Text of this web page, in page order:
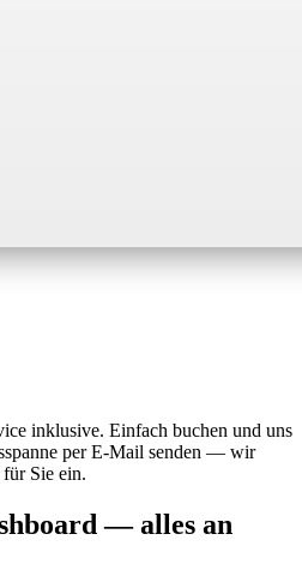
inklusive. Einfach buchen und uns
per E-Mail senden — wir
Sie ein.
— alles an